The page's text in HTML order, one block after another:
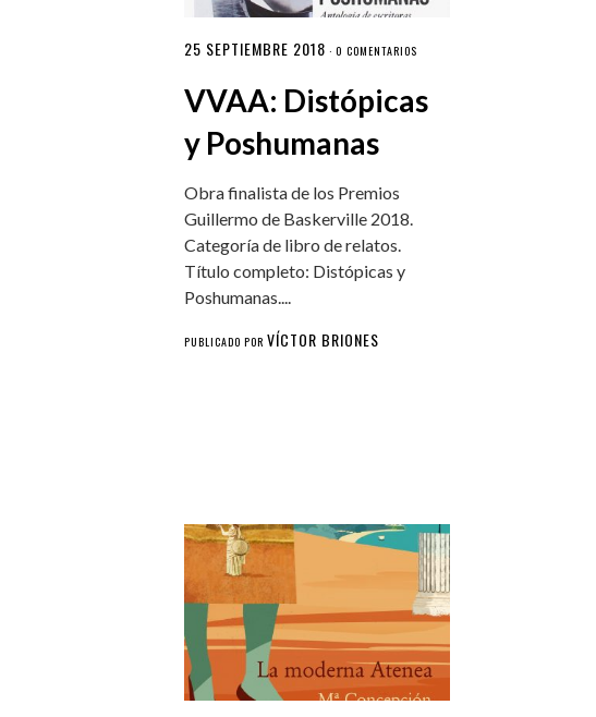
25 SEPTIEMBRE 2018 ·0 COMENTARIOS
VVAA: Distópicas
y Poshumanas
Obra finalista de los Premios
Guillermo de Baskerville 2018.
Categoría de libro de relatos.
Título completo: Distópicas y
Poshumanas....
PUBLICADO PORVÍCTOR BRIONES